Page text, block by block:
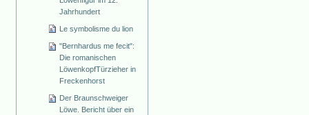
Jahrhundert
Le symbolisme du lion
"Bernhardus me fecit":
Die romanischen
Löwenkopf­Türzieher in
Freckenhorst
Der Braunschweiger
Löwe. Bericht über ein